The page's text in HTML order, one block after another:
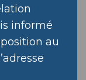
informé
au